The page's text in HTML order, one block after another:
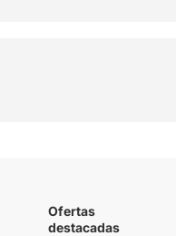
Ofertas
destacadas